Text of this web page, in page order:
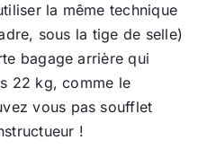
la même technique
sous la tige de selle)
bagage arrière qui
22 kg, comme le
vous pas soufflet
!